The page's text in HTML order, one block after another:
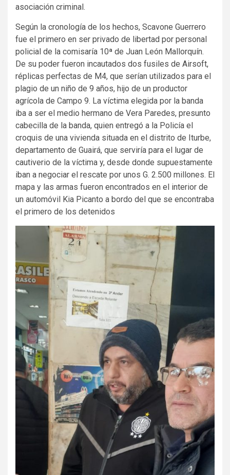
asociación criminal.
Según la cronología de los hechos, Scavone Guerrero
fue el primero en ser privado de libertad por personal
policial de la comisaría 10ª de Juan León Mallorquín.
De su poder fueron incautados dos fusiles de Airsoft,
réplicas perfectas de M4, que serían utilizados para el
plagio de un niño de 9 años, hijo de un productor
agrícola de Campo 9. La víctima elegida por la banda
iba a ser el medio hermano de Vera Paredes, presunto
cabecilla de la banda, quien entregó a la Policía el
croquis de una vivienda situada en el distrito de Iturbe,
departamento de Guairá, que serviría para el lugar de
cautiverio de la víctima y, desde donde supuestamente
iban a negociar el rescate por unos G. 2.500 millones. El
mapa y las armas fueron encontrados en el interior de
un automóvil Kia Picanto a bordo del que se encontraba
el primero de los detenidos